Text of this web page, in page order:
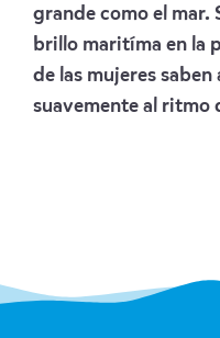
grande como el mar.
brillo maritíma en la
de las mujeres saben
suavemente al ritmo